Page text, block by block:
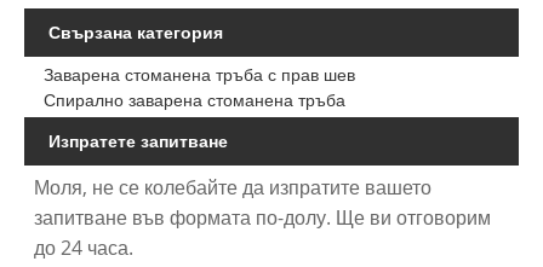
Свързана категория
Заварена стоманена тръба с прав шев
Спирално заварена стоманена тръба
Изпратете запитване
Моля, не се колебайте да изпратите вашето
запитване във формата по-долу. Ще ви отговорим
до 24 часа.